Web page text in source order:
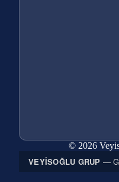
© 2026
VEYISOĞLU GRUP —